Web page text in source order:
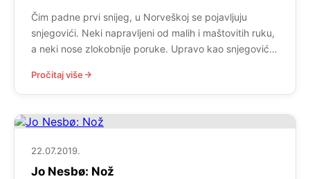
Čim padne prvi snijeg, u Norveškoj se pojavljuju
snjegovići. Neki napravljeni od malih i maštovitih ruku,
a neki nose zlokobnije poruke. Upravo kao snjegović u
svezan ružičasti šal Jonasove majke Birte. Majke koja
je nestala istog dana. Harry Hole preuzima slučaj.
Nešto ga kopka zbog pisma koje […]
Pročitaj više
22.07.2019.
Jo Nesbø: Nož